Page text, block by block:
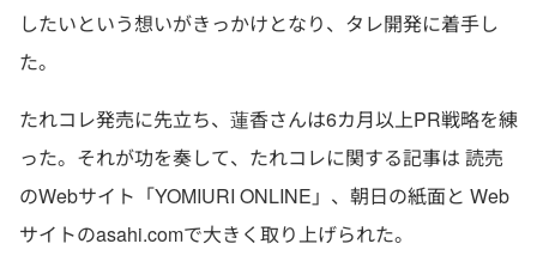
したいという想いがきっかけとなり、タレ開発に着手し
た。
たれコレ発売に先立ち、蓮香さんは6カ月以上PR戦略を練
った。それが功を奏して、たれコレに関する記事は 読売
のWebサイト「YOMIURI ONLINE」、朝日の紙面と Web
サイトのasahi.comで大きく取り上げられた。